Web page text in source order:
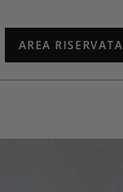
AREA RISERVATA